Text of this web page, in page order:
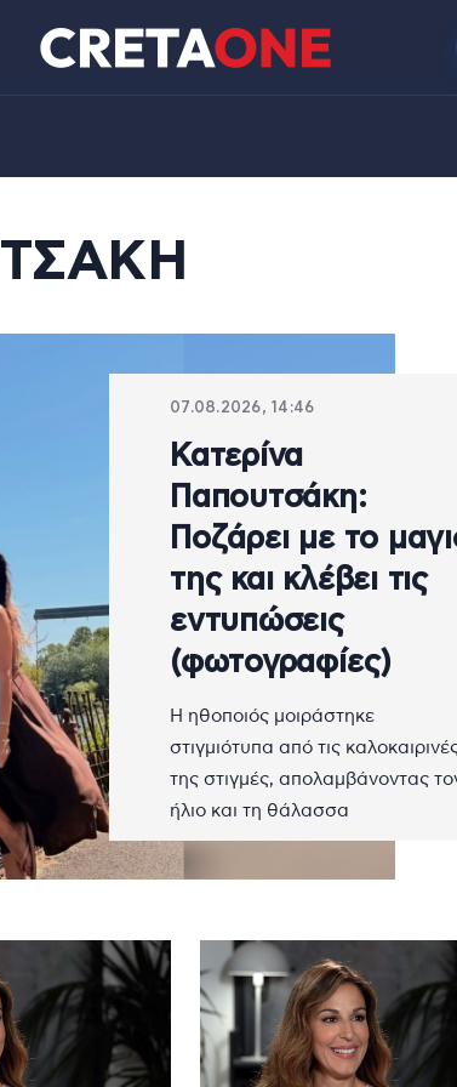
07.08.2026, 14:46
Κατερίνα
Παπουτσάκη:
Ποζάρει με το
της και κλέβει τις
εντυπώσεις
(φωτογραφίες)
Η ηθοποιός μοιράστηκε
στιγμιότυπα από τις
της στιγμές, απολαμβάνοντας
ήλιο και τη θάλασσα